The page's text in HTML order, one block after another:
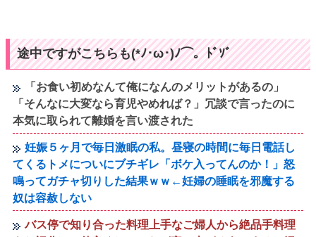
途中ですがこちらも(*ﾉ･ω･)ﾉ⌒。ﾄﾞｿﾞ
「お食い初めなんて俺になんのメリットがあるの」
「そんなに大変なら育児やめれば？」冗談で言ったのに
本気に取られて離婚を言い渡された
妊娠５ヶ月で毎日激眠の私。昼寝の時間に毎日電話し
てくるトメについにブチギレ「ボケ入ってんのか！」怒
鳴ってガチャ切りした結果ｗｗ←妊婦の睡眠を邪魔する
奴は容赦しない
バス停で知り合った料理上手なご婦人から絶品手料理